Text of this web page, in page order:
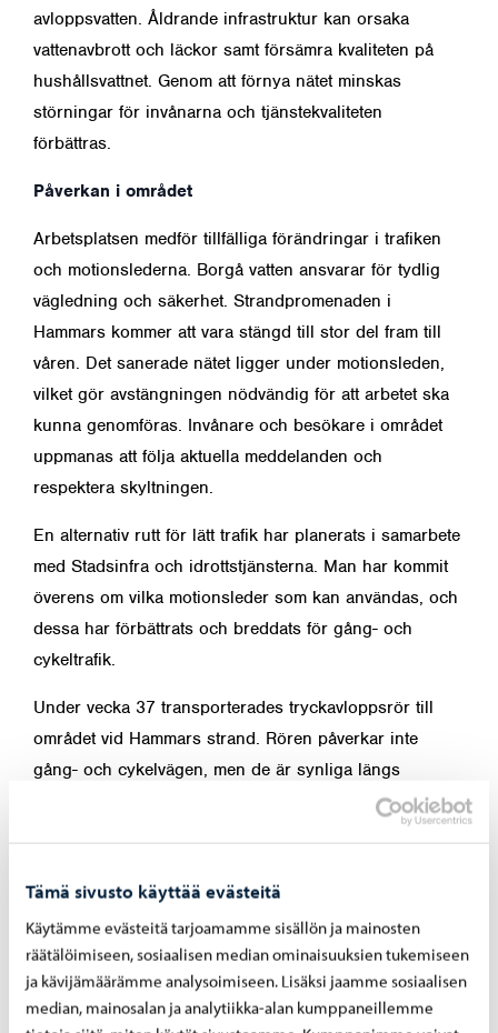
Tämä sivusto käyttää evästeitä
Käytämme evästeitä tarjoamamme sisällön ja mainosten
räätälöimiseen, sosiaalisen median ominaisuuksien tukemiseen
ja kävijämäärämme analysoimiseen. Lisäksi jaamme sosiaalisen
median, mainosalan ja analytiikka-alan kumppaneillemme
avloppsvatten. Åldrande infrastruktur kan orsaka
vattenavbrott och läckor samt försämra kvaliteten på
hushållsvattnet. Genom att förnya nätet minskas
störningar för invånarna och tjänstekvaliteten
förbättras.
Påverkan i området
Arbetsplatsen medför tillfälliga förändringar i trafiken
och motionslederna. Borgå vatten ansvarar för tydlig
vägledning och säkerhet. Strandpromenaden i
Hammars kommer att vara stängd till stor del fram till
våren. Det sanerade nätet ligger under motionsleden,
vilket gör avstängningen nödvändig för att arbetet ska
kunna genomföras. Invånare och besökare i området
uppmanas att följa aktuella meddelanden och
respektera skyltningen.
En alternativ rutt för lätt trafik har planerats i samarbete
med Stadsinfra och idrottstjänsterna. Man har kommit
överens om vilka motionsleder som kan användas, och
dessa har förbättrats och breddats för gång- och
cykeltrafik.
Under vecka 37 transporterades tryckavloppsrör till
området vid Hammars strand. Rören påverkar inte
gång- och cykelvägen, men de är synliga längs
promenadrutten. Svetsarbeten på rören utförs under de
39.
Träd har röjts i närheten av arbetsområdet. Röjningen
har planerats tillsammans med Stadsinfra. Arbetet är
nödvändigt för att saneringsarbetet ska kunna